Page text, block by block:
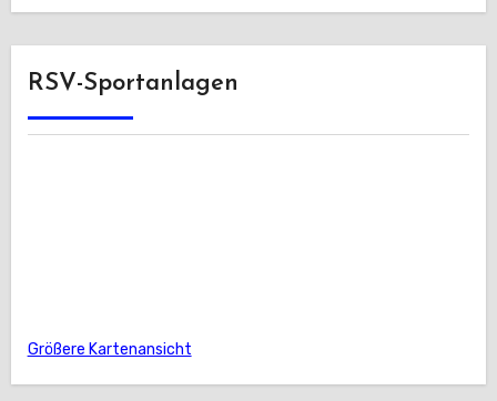
RSV-Sportanlagen
Größere Kartenansicht